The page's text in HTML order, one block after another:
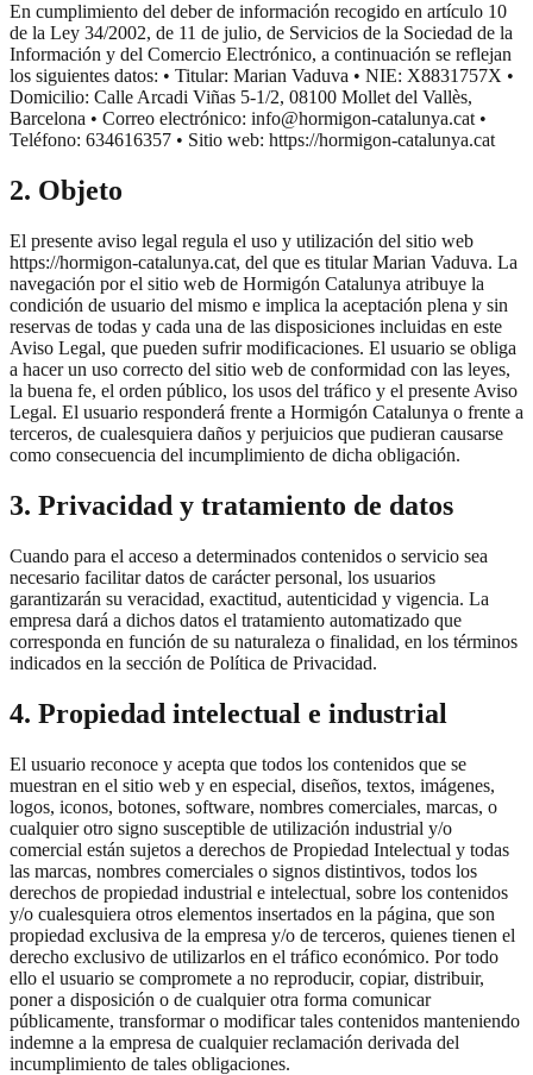
En cumplimiento del deber de información recogido en artículo 10
de la Ley 34/2002, de 11 de julio, de Servicios de la Sociedad de la
Información y del Comercio Electrónico, a continuación se reflejan
los siguientes datos: • Titular: Marian Vaduva • NIE: X8831757X •
Domicilio: Calle Arcadi Viñas 5-1/2, 08100 Mollet del Vallès,
Barcelona • Correo electrónico: info@hormigon-catalunya.cat •
Teléfono: 634616357 • Sitio web: https://hormigon-catalunya.cat
2. Objeto
El presente aviso legal regula el uso y utilización del sitio web
https://hormigon-catalunya.cat, del que es titular Marian Vaduva. La
navegación por el sitio web de Hormigón Catalunya atribuye la
condición de usuario del mismo e implica la aceptación plena y sin
reservas de todas y cada una de las disposiciones incluidas en este
Aviso Legal, que pueden sufrir modificaciones. El usuario se obliga
a hacer un uso correcto del sitio web de conformidad con las leyes,
la buena fe, el orden público, los usos del tráfico y el presente Aviso
Legal. El usuario responderá frente a Hormigón Catalunya o frente a
terceros, de cualesquiera daños y perjuicios que pudieran causarse
como consecuencia del incumplimiento de dicha obligación.
3. Privacidad y tratamiento de datos
Cuando para el acceso a determinados contenidos o servicio sea
necesario facilitar datos de carácter personal, los usuarios
garantizarán su veracidad, exactitud, autenticidad y vigencia. La
empresa dará a dichos datos el tratamiento automatizado que
corresponda en función de su naturaleza o finalidad, en los términos
indicados en la sección de Política de Privacidad.
4. Propiedad intelectual e industrial
El usuario reconoce y acepta que todos los contenidos que se
muestran en el sitio web y en especial, diseños, textos, imágenes,
logos, iconos, botones, software, nombres comerciales, marcas, o
cualquier otro signo susceptible de utilización industrial y/o
comercial están sujetos a derechos de Propiedad Intelectual y todas
las marcas, nombres comerciales o signos distintivos, todos los
derechos de propiedad industrial e intelectual, sobre los contenidos
y/o cualesquiera otros elementos insertados en la página, que son
propiedad exclusiva de la empresa y/o de terceros, quienes tienen el
derecho exclusivo de utilizarlos en el tráfico económico. Por todo
ello el usuario se compromete a no reproducir, copiar, distribuir,
poner a disposición o de cualquier otra forma comunicar
públicamente, transformar o modificar tales contenidos manteniendo
indemne a la empresa de cualquier reclamación derivada del
incumplimiento de tales obligaciones.